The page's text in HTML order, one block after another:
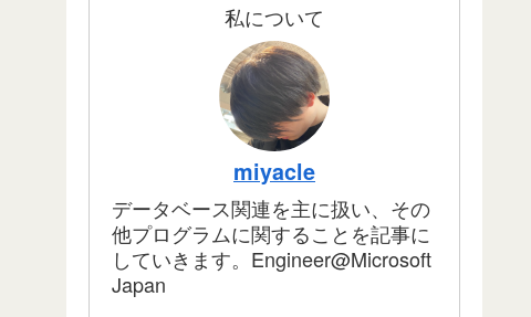
私について
miyacle
データベース関連を主に扱い、その
他プログラムに関することを記事に
していきます。Engineer@Microsoft
Japan